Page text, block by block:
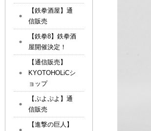
【鉄拳酒屋】通
信販売
【鉄拳8】鉄拳酒
屋開催決定！
【通信販売】
KYOTOHOLiCシ
ョップ
【ぷよぷよ】通
信販売
【進撃の巨人】